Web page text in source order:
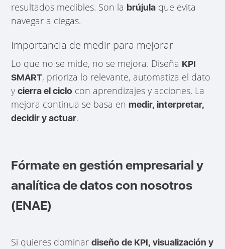
resultados medibles. Son la brújula que evita
navegar a ciegas.
Importancia de medir para mejorar
Lo que no se mide, no se mejora. Diseña KPI
SMART, prioriza lo relevante, automatiza el dato
ycierra el ciclo con aprendizajes y acciones. La
mejora continua se basa enmedir, interpretar,
decidir y actuar.
Fórmate en gestión empresarial y
analítica de datos con nosotros
(ENAE)
Si quieres dominardiseño de KPI, visualización y